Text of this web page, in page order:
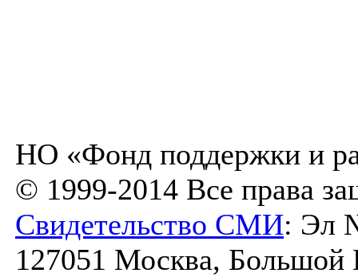
НО «Фонд поддержки и
© 1999-2014 Все права
Свидетельство СМИ: Эл
127051 Москва, Большой